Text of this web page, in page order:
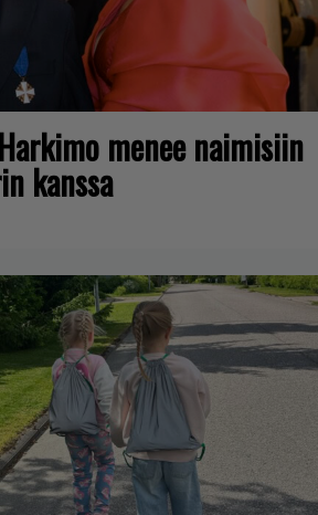
menee naimisiin
kanssa